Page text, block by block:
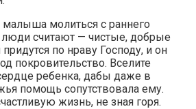
малыша молиться с раннего
считают — чистые, добрые
по нраву Господу, и он
покровительство. Вселите
ребенка, дабы даже в
помощь сопутствовала ему.
жизнь, не зная горя.